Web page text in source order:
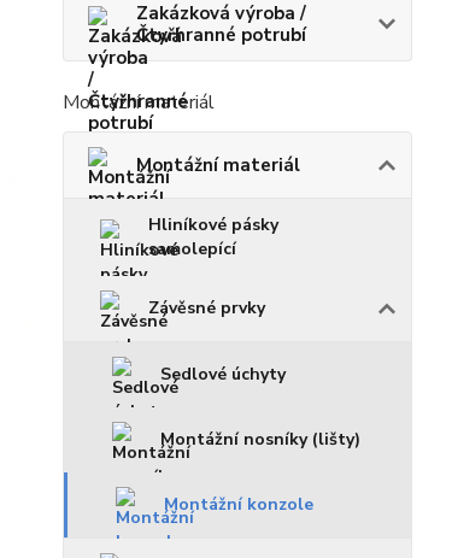
Zakázková výroba /
Čtyřhranné potrubí
Montážní materiál
Montážní materiál
Hliníkové pásky
samolepící
Závěsné prvky
Sedlové úchyty
Montážní nosníky (lišty)
Montážní konzole